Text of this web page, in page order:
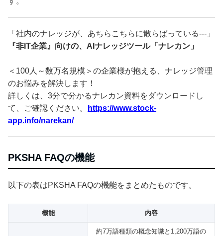
「社内のナレッジが、あちらこちらに散らばっている---」
『非IT企業』向けの、AIナレッジツール「ナレカン」
＜100人～数万名規模＞の企業様が抱える、ナレッジ管理
のお悩みを解決します！
詳しくは、3分で分かるナレカン資料をダウンロードし
て、ご確認ください。
https://www.stock-
app.info/narekan/
PKSHA FAQの機能
以下の表はPKSHA FAQの機能をまとめたものです。
機能 内容
約7万語種類の概念知識と1,200万語の